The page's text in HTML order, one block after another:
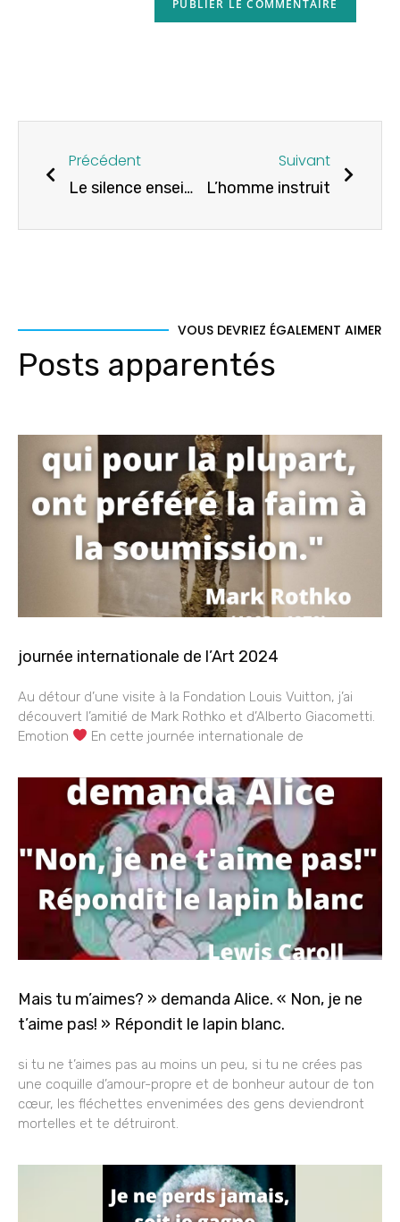
Précédent
Le silence enseigne avec élégance
Suivant
L’homme instruit
VOUS DEVRIEZ ÉGALEMENT AIMER
Posts apparentés
journée internationale de l’Art 2024
Au détour d’une visite à la Fondation Louis Vuitton, j’ai
découvert l’amitié de Mark Rothko et d’Alberto Giacometti.
Emotion
En cette journée internationale de
Mais tu m’aimes? » demanda Alice. « Non, je ne
t’aime pas! » Répondit le lapin blanc.
si tu ne t’aimes pas au moins un peu, si tu ne crées pas
une coquille d’amour-propre et de bonheur autour de ton
cœur, les fléchettes envenimées des gens deviendront
mortelles et te détruiront.